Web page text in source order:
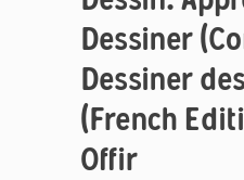
Dessiner
Dessiner
(French
Offir